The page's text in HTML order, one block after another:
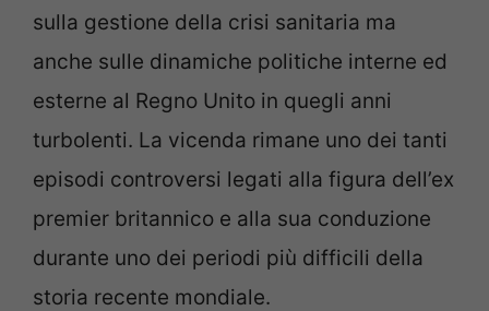
sulla gestione della crisi sanitaria ma
anche sulle dinamiche politiche interne ed
esterne al Regno Unito in quegli anni
turbolenti. La vicenda rimane uno dei tanti
episodi controversi legati alla figura dell’ex
premier britannico e alla sua conduzione
durante uno dei periodi più difficili della
storia recente mondiale.